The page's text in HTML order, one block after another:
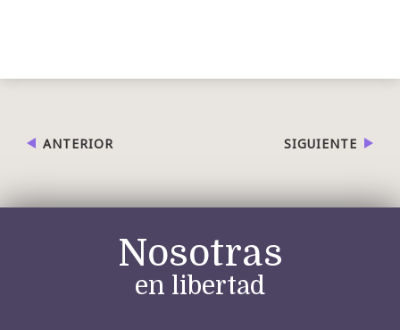
ANTERIOR SIGUIENTE
Nosotras
en libertad